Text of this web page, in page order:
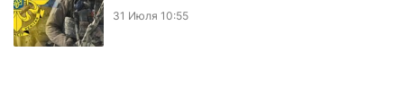
31 Июля 10:55